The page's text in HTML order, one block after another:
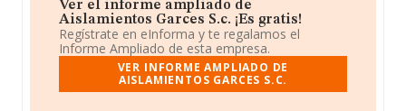
Ver el informe ampliado de
Aislamientos Garces S.c. ¡Es gratis!
Regístrate en eInforma y te regalamos el
Informe Ampliado de esta empresa.
VER INFORME AMPLIADO DE
AISLAMIENTOS GARCES S.C.